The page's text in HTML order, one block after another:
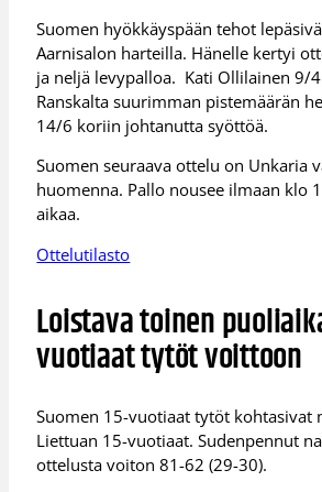
Suomen hyökkäyspään tehot
Aarnisalon harteilla. Hänelle kertyi
ja neljä levypalloa. Kati Ollilainen 9/
Ranskalta suurimman pistemäärän
14/6 koriin johtanutta syöttöä.
Suomen seuraava ottelu on Unkaria
huomenna. Pallo nousee ilmaan klo
aikaa.
Ottelutilasto
Loistava toinen
vuotiaat tytöt voittoon
Suomen 15-vuotiaat tytöt kohtasivat
Liettuan 15-vuotiaat. Sudenpennut
ottelusta voiton 81-62 (29-30).